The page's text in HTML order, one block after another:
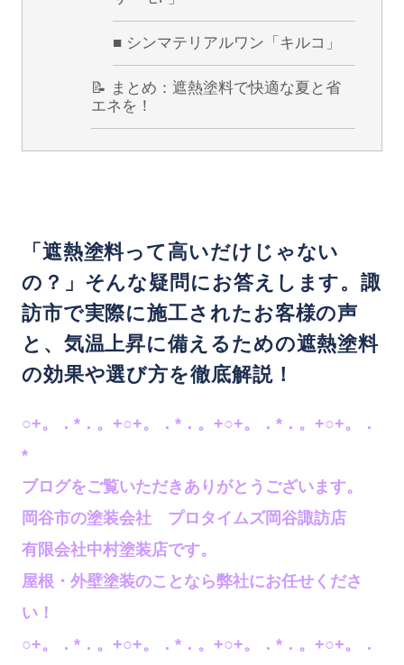
■ シンマテリアルワン「キルコ」
📝 まとめ：遮熱塗料で快適な夏と省
エネを！
「遮熱塗料って高いだけじゃない
の？」そんな疑問にお答えします。諏
訪市で実際に施工されたお客様の声
と、気温上昇に備えるための遮熱塗料
の効果や選び方を徹底解説！
○+。．*．。+○+。．*．。+○+。．*．。+○+。．
*
ブログをご覧いただきありがとうございます。
岡谷市の塗装会社 プロタイムズ岡谷諏訪店
有限会社中村塗装店です。
屋根・外壁塗装のことなら弊社にお任せくださ
い！
○+。．*．。+○+。．*．。+○+。．*．。+○+。．